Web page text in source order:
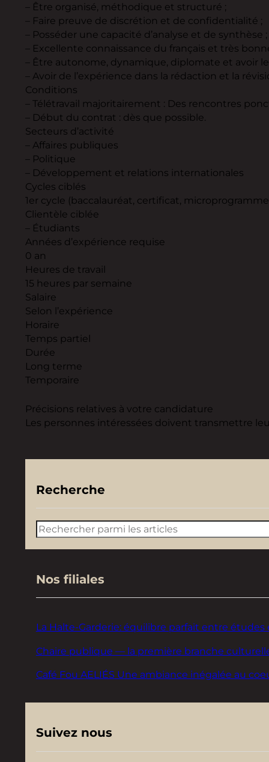
– Être organisé, méthodique et structuré ;
– Faire preuve de discrétion et de confidentialité ;
– Posséder une capacité d’analyse et de synthèse ;
– Excellente connaissance du français et très
– Être autonome, dynamique, diplomate et avoir le
– Avoir de l’expérience dans la rédaction et la
Conditions
– Télétravail majoritairement : Des rencontres
– Début du contrat : dès que possible.
Secteurs d’activité
– Affaires publiques
– Politique
– Développement et relations internationales
Cycles ciblés
1er cycle (baccalauréat, certificat,
Clientèle ciblée
– Étudiants
Années d’expérience requise
0 an
Heures de travail
15 heures par semaine
Salaire
Selon l’expérience
Horaire
Temps partiel
Durée
Long terme
Temporaire
Précisions relatives à votre candidature
Les personnes intéressées doivent transmettre
Recherche
Rechercher
Nos filiales
La Halte-Garderie: équilibre parfait entre
Chaire publique — la première branche culturelle
Café Fou AELIÉS Une ambiance inégalée au
Suivez nous